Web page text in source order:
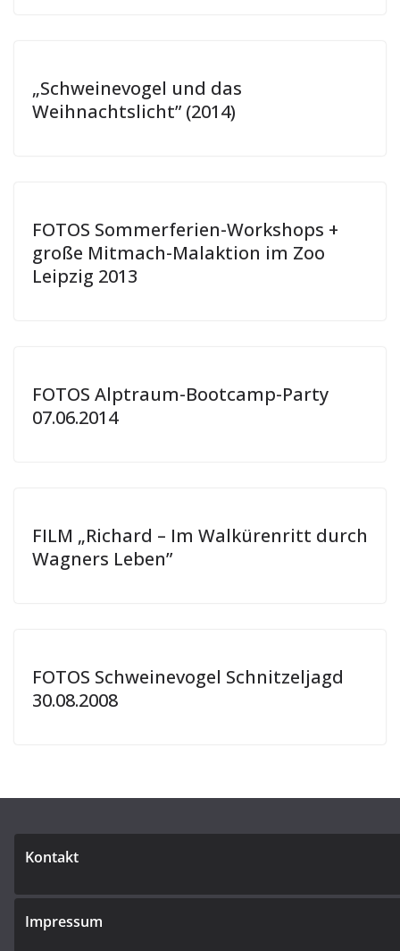
„Schweinevogel und das
Weihnachtslicht” (2014)
FOTOS Sommerferien-Workshops +
große Mitmach-Malaktion im Zoo
Leipzig 2013
FOTOS Alptraum-Bootcamp-Party
07.06.2014
FILM „Richard – Im Walkürenritt durch
Wagners Leben”
FOTOS Schweinevogel Schnitzeljagd
30.08.2008
Kontakt
Impressum